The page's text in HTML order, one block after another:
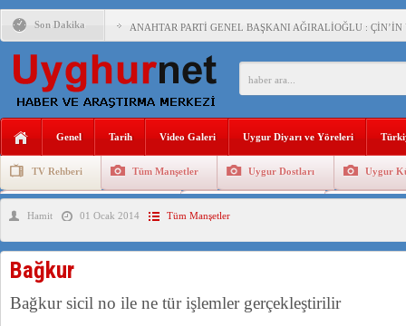
Son Dakika ANAHTAR PARTİ GENEL BAŞKANI AĞIRALİOĞLU :
ÇİN’İN DOĞU TÜRKİSTAN’DAKİ UYGULAMALARI
150 YILDIR KAYNAYAN YARAMIZ : ÇİN İŞGALİNDEKİ
ÇİN’İN UYGUR POLİTİKALARINI ÖVEN DİYANET
ÇİN’İN ANKARA BÜYÜKELÇİSİ JİANG’İN TRABZON
İŞGALCİ ÇİN’DEN “FETİHLER SULTANI
İŞGALCİ ÇİN,DOĞU TÜRKİSTAN’DA EN AZ 143 BİN
Genel Tarih Video Galeri Uygur Diyarı ve Yöreleri
TV Rehberi Tüm Manşetler Uygur Dostları Uygur
Uygurlarda Düğün ve Cenaze
Hamit 01 Ocak 2014 Tüm Manşetler
Bağkur
Bağkur sicil no ile ne tür işlemler gerçekleştirilir